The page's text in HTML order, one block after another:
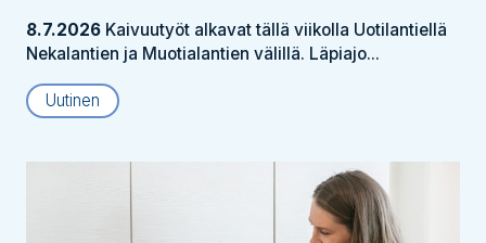
8.7.2026 Kaivuutyöt alkavat tällä viikolla Uotilantiellä
Nekalantien ja Muotialantien välillä. Läpiajo...
Uutinen